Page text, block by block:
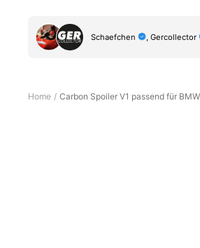
Schaefchen , Gercollector
Home Carbon Spoiler V1 passend für